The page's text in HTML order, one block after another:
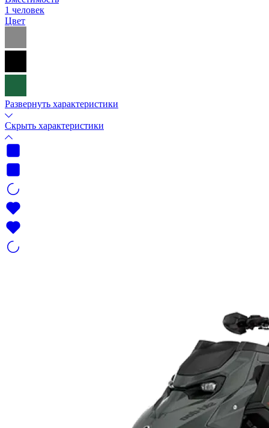
1 человек
Цвет
Развернуть характеристики
Скрыть характеристики